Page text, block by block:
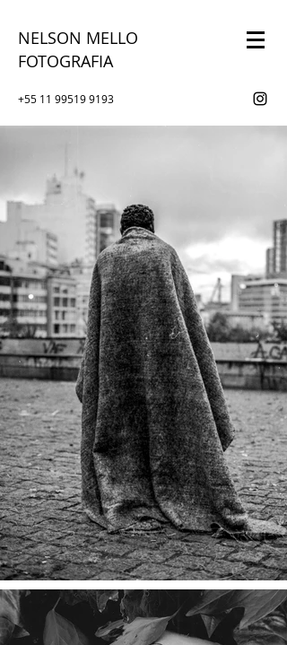
NELSON MELLO
FOTOGRAFIA
+55 11 99519 9193